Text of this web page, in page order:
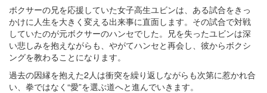
ボクサーの兄を応援していた女子高生ユビンは、ある試合をきっ
かけに人生を大きく変える出来事に直面します。その試合で対戦
していたのが元ボクサーのハンセでした。兄を失ったユビンは深
い悲しみを抱えながらも、やがてハンセと再会し、彼からボクシ
ングを教わることになります。
過去の因縁を抱えた2人は衝突を繰り返しながらも次第に惹かれ合
い、拳ではなく“愛”を選ぶ道へと進んでいきます。